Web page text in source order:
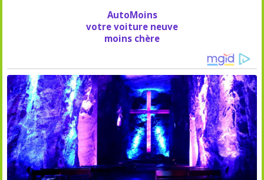
AutoMoins
votre voiture neuve
moins chère